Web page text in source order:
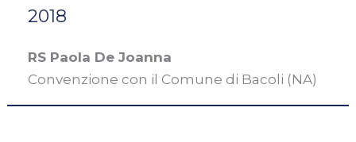
2018
RS Paola De Joanna
Convenzione con il Comune di Bacoli (NA)